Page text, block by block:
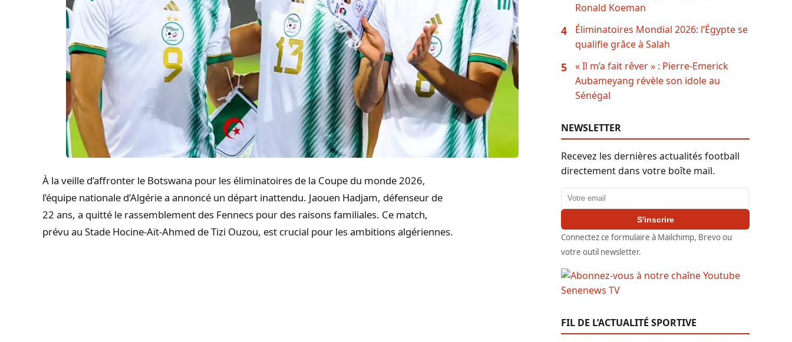
À la veille d’affronter le Botswana pour les éliminatoires de la Coupe du monde 2026,
l’équipe nationale d’Algérie a annoncé un départ inattendu. Jaouen Hadjam, défenseur de
22 ans, a quitté le rassemblement des Fennecs pour des raisons familiales. Ce match,
prévu au Stade Hocine-Aït-Ahmed de Tizi Ouzou, est crucial pour les ambitions algériennes.
Ronald Koeman
4
Éliminatoires Mondial 2026: l’Égypte se
qualifie grâce à Salah
5
« Il m’a fait rêver » : Pierre-Emerick
Aubameyang révèle son idole au
Sénégal
NEWSLETTER
Recevez les dernières actualités football
directement dans votre boîte mail.
Adresse email
S'inscrire
Connectez ce formulaire à Mailchimp, Brevo ou
votre outil newsletter.
FIL DE L’ACTUALITÉ SPORTIVE